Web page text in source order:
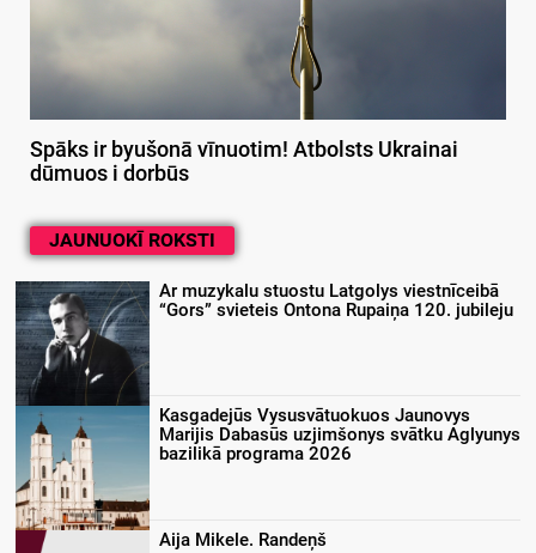
Spāks ir byušonā vīnuotim! Atbolsts Ukrainai
dūmuos i dorbūs
JAUNUOKĪ ROKSTI
Ar muzykalu stuostu Latgolys viestnīceibā
“Gors” svieteis Ontona Rupaiņa 120. jubileju
Kasgadejūs Vysusvātuokuos Jaunovys
Marijis Dabasūs uzjimšonys svātku Aglyunys
bazilikā programa 2026
Aija Mikele. Randeņš